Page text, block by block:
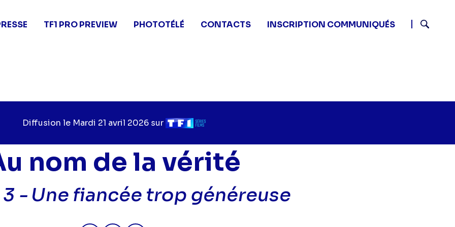
TF1 PRO PREVIEW PHOTOTÉLÉ CONTACTS
INSCRIPTION COMMUNIQUÉS
Diffusion le Jour
diffusion
Mardi 21 avril 2026sur Chaîne
diffusion
nom de la vérité
- Une fiancée trop généreuse